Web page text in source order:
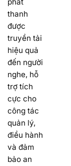
thanh
được
truyền tải
hiệu quả
đến người
nghe, hỗ
trợ tích
cực cho
công tác
quản lý,
điều hành
và đảm
bảo an